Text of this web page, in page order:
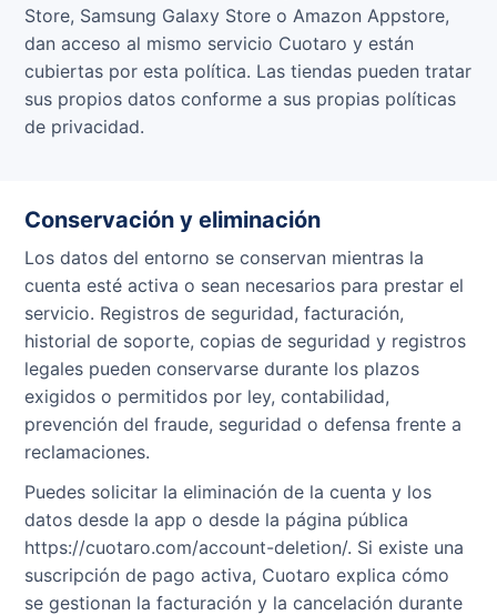
Store, Samsung Galaxy Store o Amazon Appstore,
dan acceso al mismo servicio Cuotaro y están
cubiertas por esta política. Las tiendas pueden tratar
sus propios datos conforme a sus propias políticas
de privacidad.
Conservación y eliminación
Los datos del entorno se conservan mientras la
cuenta esté activa o sean necesarios para prestar el
servicio. Registros de seguridad, facturación,
historial de soporte, copias de seguridad y registros
legales pueden conservarse durante los plazos
exigidos o permitidos por ley, contabilidad,
prevención del fraude, seguridad o defensa frente a
reclamaciones.
Puedes solicitar la eliminación de la cuenta y los
datos desde la app o desde la página pública
https://cuotaro.com/account-deletion/. Si existe una
suscripción de pago activa, Cuotaro explica cómo
se gestionan la facturación y la cancelación durante